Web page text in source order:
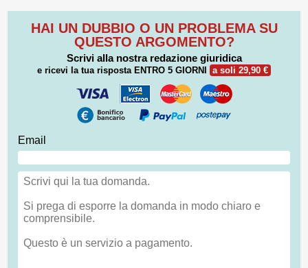
HAI UN DUBBIO O UN PROBLEMA SU
QUESTO ARGOMENTO?
Scrivi alla nostra redazione giuridica
e ricevi la tua risposta ENTRO 5 GIORNI a soli 29,90 €
Email